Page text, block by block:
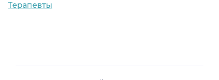
Терапевты